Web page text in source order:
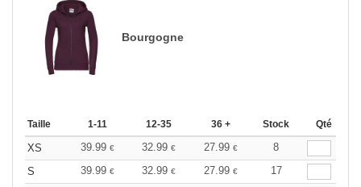
Bourgogne
Taille 1-11 12-35 36 + Stock Qté
XS 39.99 € 32.99 € 27.99 €
8
S
39.99 € 32.99 € 27.99 €
17